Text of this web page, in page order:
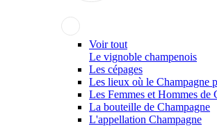
Voir tout
Le vignoble champenois
Les cépages
Les lieux où le Champagne
Les Femmes et Hommes de
La bouteille de Champagne
L'appellation Champagne